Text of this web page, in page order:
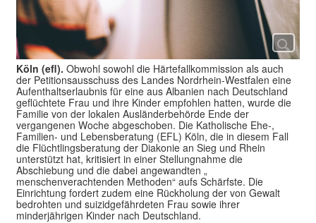
Köln (efl). Obwohl sowohl die Härtefallkommission als auch
der Petitionsausschuss des Landes Nordrhein-Westfalen eine
Aufenthaltserlaubnis für eine aus Albanien nach Deutschland
geflüchtete Frau und ihre Kinder empfohlen hatten, wurde die
Familie von der lokalen Ausländerbehörde Ende der
vergangenen Woche abgeschoben. Die Katholische Ehe-,
Familien- und Lebensberatung (EFL) Köln, die in diesem Fall
die Flüchtlingsberatung der Diakonie an Sieg und Rhein
unterstützt hat, kritisiert in einer Stellungnahme die
Abschiebung und die dabei angewandten „
menschenverachtenden Methoden“ aufs Schärfste. Die
Einrichtung fordert zudem eine Rückholung der von Gewalt
bedrohten und suizidgefährdeten Frau sowie ihrer
minderjährigen Kinder nach Deutschland.